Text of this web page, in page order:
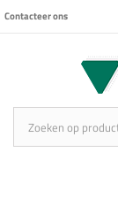
Contacteer ons